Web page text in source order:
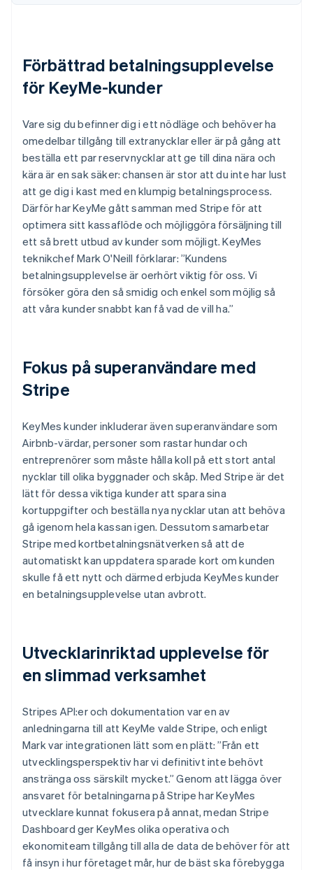
Stripe Sessions 2026
Förbättrad betalningsupplevelse
för KeyMe-kunder
Vare sig du befinner dig i ett nödläge och behöver ha
omedelbar tillgång till extranycklar eller är på gång att
beställa ett par reservnycklar att ge till dina nära och
kära är en sak säker: chansen är stor att du inte har lust
att ge dig i kast med en klumpig betalningsprocess.
Därför har KeyMe gått samman med Stripe för att
optimera sitt kassaflöde och möjliggöra försäljning till
ett så brett utbud av kunder som möjligt. KeyMes
teknikchef Mark O'Neill förklarar: ”Kundens
betalningsupplevelse är oerhört viktig för oss. Vi
försöker göra den så smidig och enkel som möjlig så
att våra kunder snabbt kan få vad de vill ha.”
Fokus på superanvändare med
Stripe
KeyMes kunder inkluderar även superanvändare som
Airbnb-värdar, personer som rastar hundar och
entreprenörer som måste hålla koll på ett stort antal
nycklar till olika byggnader och skåp. Med Stripe är det
lätt för dessa viktiga kunder att spara sina
kortuppgifter och beställa nya nycklar utan att behöva
gå igenom hela kassan igen. Dessutom samarbetar
Stripe med kortbetalningsnätverken så att de
automatiskt kan uppdatera sparade kort om kunden
skulle få ett nytt och därmed erbjuda KeyMes kunder
en betalningsupplevelse utan avbrott.
Utvecklarinriktad upplevelse för
en slimmad verksamhet
Stripes API:er och dokumentation var en av
anledningarna till att KeyMe valde Stripe, och enligt
Mark var integrationen lätt som en plätt: ”Från ett
utvecklingsperspektiv har vi definitivt inte behövt
anstränga oss särskilt mycket.” Genom att lägga över
ansvaret för betalningarna på Stripe har KeyMes
utvecklare kunnat fokusera på annat, medan Stripe
Dashboard ger KeyMes olika operativa och
ekonomiteam tillgång till alla de data de behöver för att
få insyn i hur företaget mår, hur de bäst ska förebygga